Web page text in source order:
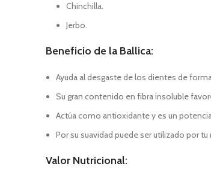
Chinchilla.
Jerbo.
Beneficio de la Ballica:
Ayuda al desgaste de los dientes de
Su gran contenido en fibra insoluble
Actúa como antioxidante y es un
Por su suavidad puede ser utilizado por
Valor Nutricional: